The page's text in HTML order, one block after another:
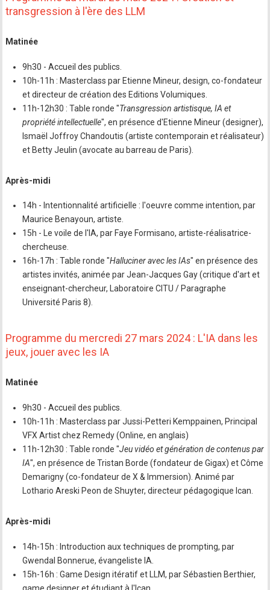
transgression à l'ère des LLM
Matinée
9h30 - Accueil des publics.
10h-11h : Masterclass par Etienne Mineur, design, co-fondateur
et directeur de création des Editions Volumiques.
11h-12h30 : Table ronde "Transgression artistisque, IA et
propriété intellectuelle", en présence d'Etienne Mineur (designer),
Ismaël Joffroy Chandoutis (artiste contemporain et réalisateur)
et Betty Jeulin (avocate au barreau de Paris).
Après-midi
14h - Intentionnalité artificielle : l'oeuvre comme intention, par
Maurice Benayoun, artiste.
15h - Le voile de l'IA, par Faye Formisano, artiste-réalisatrice-
chercheuse.
16h-17h : Table ronde "Halluciner avec les IAs" en présence des
artistes invités, animée par Jean-Jacques Gay (critique d'art et
enseignant-chercheur, Laboratoire CITU / Paragraphe
Université Paris 8).
Programme du mercredi 27 mars 2024 : L'IA dans les
jeux, jouer avec les IA
Matinée
9h30 - Accueil des publics.
10h-11h : Masterclass par Jussi-Petteri Kemppainen, Principal
VFX Artist chez Remedy (Online, en anglais)
11h-12h30 : Table ronde "Jeu vidéo et génération de contenus par
IA", en présence de Tristan Borde (fondateur de Gigax) et Côme
Demarigny (co-fondateur de X & Immersion). Animé par
Lothario Areski Peon de Shuyter, directeur pédagogique Ican.
Après-midi
14h-15h : Introduction aux techniques de prompting, par
Gwendal Bonnerue, évangeliste IA.
15h-16h : Game Design itératif et LLM, par Sébastien Berthier,
game designer et étudiant à l'Ican.